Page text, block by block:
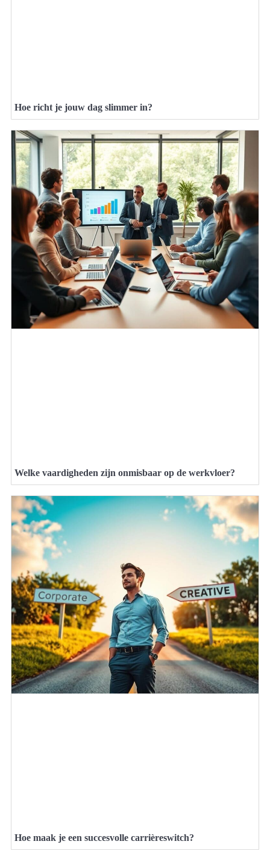
Hoe richt je jouw dag slimmer in?
Welke vaardigheden zijn onmisbaar op de werkvloer?
Hoe maak je een succesvolle carrièreswitch?